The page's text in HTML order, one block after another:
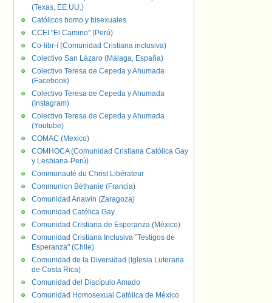
(Texas, EE.UU.)
Católicos homo y bisexuales
CCEI "El Camino" (Perú)
Co-libr-í (Comunidad Cristiana inclusiva)
Colectivo San Lázaro (Málaga, España)
Colectivo Teresa de Cepeda y Ahumada
(Facebook)
Colectivo Teresa de Cepeda y Ahumada
(Instagram)
Colectivo Teresa de Cepeda y Ahumada
(Youtube)
COMAC (Mexico)
COMHOCA (Comunidad Cristiana Católica Gay
y Lesbiana-Perú)
Communauté du Christ Libérateur
Communion Béthanie (Francia)
Comunidad Anawin (Zaragoza)
Comunidad Católica Gay
Comunidad Cristiana de Esperanza (México)
Comunidad Cristiana Inclusiva "Testigos de
Esperanza" (Chile)
Comunidad de la Diversidad (Iglesia Luterana
de Costa Rica)
Comunidad del Discípulo Amado
Comunidad Homosexual Católica de México